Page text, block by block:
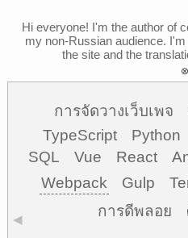
Hi everyone! I'm the author of
my non-Russian audience.
the site and the
การจัดวางเว็บเพจ
TypeScript
Python
SQL
Vue React
Webpack
Gulp
การดีพลอย
◀